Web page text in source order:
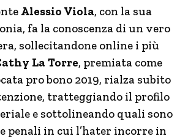
Alessio Viola, con la sua
fa la conoscenza di un vero
sollecitandone online i più
La Torre, premiata come
pro bono 2019, rialza subito
tratteggiando il profilo
e sottolineando quali sono
penali in cui l’hater incorre in